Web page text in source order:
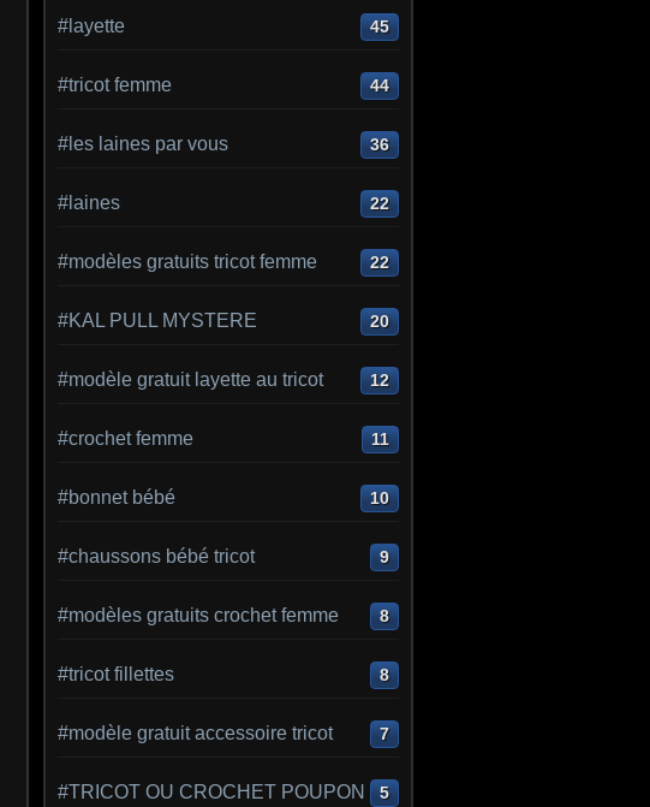
#layette 45
#tricot femme 44
#les laines par vous 36
#laines 22
#modèles gratuits tricot femme 22
#KAL PULL MYSTERE 20
#modèle gratuit layette au tricot 12
#crochet femme 11
#bonnet bébé 10
#chaussons bébé tricot 9
#modèles gratuits crochet femme 8
#tricot fillettes 8
#modèle gratuit accessoire tricot 7
#TRICOT OU CROCHET POUPON 5